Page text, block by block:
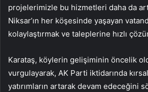
projelerimizle bu hizmetleri daha da
Niksar’ın her köşesinde yaşayan
kolaylaştırmak ve taleplerine hızlı
Karataş, köylerin gelişiminin öncelik
vurgulayarak, AK Parti iktidarında
yatırımların artarak devam edeceğini